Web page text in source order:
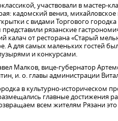
участвовали в мастер-
кадомский вениз,
с видами Торгового городка
рязанские
калач от ресторана «Старый
А для самых маленьких гостей
и конкурсами.
Малков, вице-губернатор
и. о. главы администрации
в культурно-историческом
главные достижения
всем жителям Рязани это